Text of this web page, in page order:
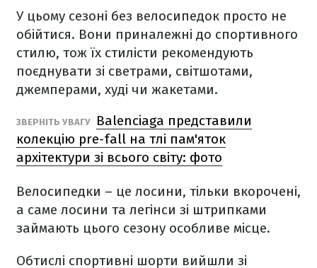
У цьому сезоні без велосипедок просто не
обійтися. Вони приналежні до спортивного
стилю, тож їх стилісти рекомендують
поєднувати зі светрами, світшотами,
джемперами, худі чи жакетами.
ЗВЕРНІТЬ УВАГУ
Balenciaga представили
колекцію pre-fall на тлі пам'яток
архітектури зі всього світу: фото
Велосипедки – це лосини, тільки вкорочені,
а саме лосини та легінси зі штрипками
займають цього сезону особливе місце.
Обтислі спортивні шорти вийшли зі